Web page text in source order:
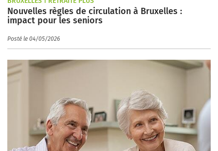
Nouvelles règles de circulation à Bruxelles :
impact pour les seniors
Posté le 04/05/2026